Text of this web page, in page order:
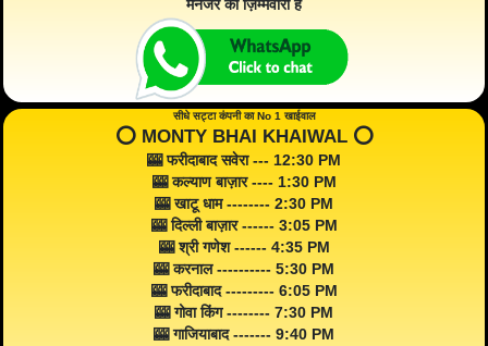
मैनेजर की ज़िम्मेवारी है
सीधे सट्टा कंपनी का No 1 खाईवाल
⭕️ MONTY BHAI KHAIWAL ⭕️
🎰 फरीदाबाद सवेरा --- 12:30 PM
🎰 कल्याण बाज़ार ---- 1:30 PM
🎰 खाटू धाम -------- 2:30 PM
🎰 दिल्ली बाज़ार ------ 3:05 PM
🎰 श्री गणेश ------ 4:35 PM
🎰 करनाल ---------- 5:30 PM
🎰 फरीदाबाद --------- 6:05 PM
🎰 गोवा किंग -------- 7:30 PM
🎰 गाजियाबाद ------- 9:40 PM